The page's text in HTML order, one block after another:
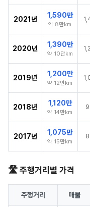
2021년 1,590만
약 8만km
2020년 1,390만
약 10만km
2019년 1,200만
약 12만km
2018년 1,120만
약 14만km
2017년 1,075만
약 15만km
🛣️ 주행거리별 가격
주행거리 매물